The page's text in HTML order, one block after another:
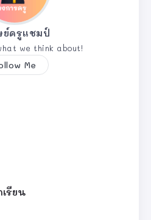
ย์ครูแชมป์
we think about!
Me
รียน